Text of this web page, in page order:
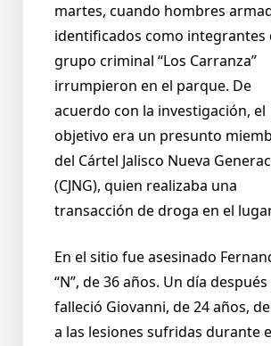
martes, cuando hombres
identificados como integrantes
grupo criminal “Los Carranza”
irrumpieron en el parque. De
acuerdo con la investigación, el
objetivo era un presunto
del Cártel Jalisco Nueva
(CJNG), quien realizaba una
transacción de droga en el
En el sitio fue asesinado
“N”, de 36 años. Un día después
falleció Giovanni, de 24 años,
a las lesiones sufridas durante